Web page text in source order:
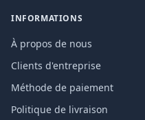
INFORMATIONS
À propos de nous
Clients d'entreprise
Méthode de paiement
Politique de livraison